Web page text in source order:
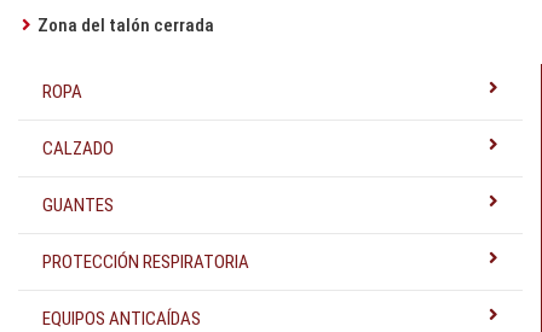
ROPA
CALZADO
GUANTES
PROTECCIÓN RESPIRATORIA
EQUIPOS ANTICAÍDAS
Zona del talón cerrada